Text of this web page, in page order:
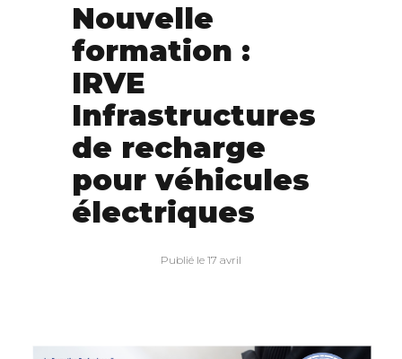
Nouvelle
formation :
IRVE
Infrastructures
de recharge
pour véhicules
électriques
Publié le 17 avril